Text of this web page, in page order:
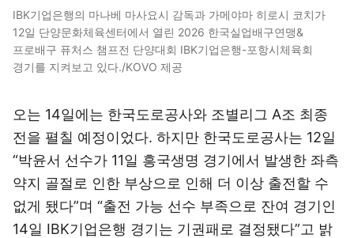
IBK기업은행의 마나베 마사요시 감독과 가메야마 히로시 코치가
12일 단양문화체육센터에서 열린 2026 한국실업배구연맹&
프로배구 퓨처스 챔프전 단양대회 IBK기업은행-포항시체육회
경기를 지켜보고 있다./KOVO 제공
오는 14일에는 한국도로공사와 조별리그 A조 최종
전을 펼칠 예정이었다. 하지만 한국도로공사는 12일
“박윤서 선수가 11일 흥국생명 경기에서 발생한 좌측
약지 골절로 인한 부상으로 인해 더 이상 출전할 수
없게 됐다”며 “출전 가능 선수 부족으로 잔여 경기인
14일 IBK기업은행 경기는 기권패로 결정됐다”고 밝